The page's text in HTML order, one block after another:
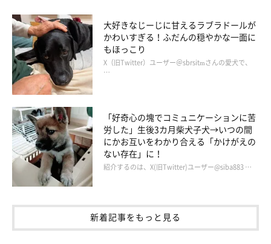
かわいーぬちゃんってどんなコ？
大好きなじーじに甘えるラブラドールが
かわいすぎる！ふだんの穏やかな一面に
もほっこり
X（旧Twitter）ユーザー＠sbrsitmさんの愛犬で、
…
「好奇心の塊でコミュニケーションに苦
労した」生後3カ月柴犬子犬→いつの間
にかお互いをわかり合える「かけがえの
ない存在」に！
紹介するのは、X(旧Twitter)ユーザー@siba883 …
新着記事をもっと見る